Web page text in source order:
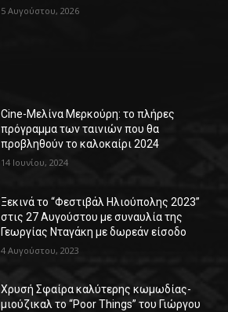
5 Αυγούστου, 2026
Cine-Μελίνα Μερκούρη: το πλήρες
πρόγραμμα των ταινιών που θα
προβληθούν το καλοκαίρι 2024
14 Ιουνίου, 2024
Ξεκινά το “Φεστιβάλ Ηλιούπολης 2023”
στις 27 Αυγούστου με συναυλία της
Γεωργίας Νταγάκη με δωρεάν είσοδο
4 Αυγούστου, 2023
Χρυσή Σφαίρα καλύτερης κωμωδίας-
μιούζικαλ το “Poor Things” του Γιώργου